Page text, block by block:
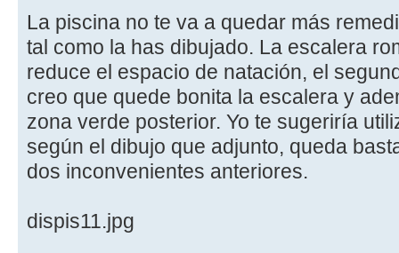
La piscina no te va a quedar más
tal como la has dibujado. La escalera
reduce el espacio de natación, el
creo que quede bonita la escalera y
zona verde posterior. Yo te sugeriría
según el dibujo que adjunto, queda
dos inconvenientes anteriores.
dispis11.jpg